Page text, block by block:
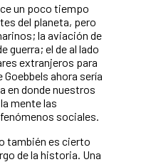
un poco tiempo
del planeta, pero
la aviación de
guerra; el de al lado
extranjeros para
ahora sería
en donde nuestros
mente las
sociales.
también es cierto
de la historia. Una